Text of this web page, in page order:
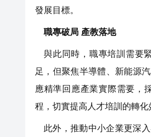
發展目標。
職專破局 產教落地
與此同時，職專培訓需要
足，但聚焦半導體、新能源
應精準回應產業實際需要，
程，切實提高人才培訓的轉化
此外，推動中小企業更深